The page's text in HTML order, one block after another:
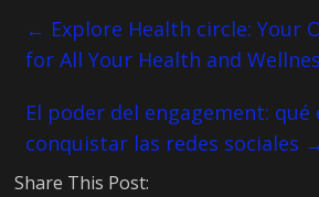
← Explore Health circle: Your
for All Your Health and
El poder del engagement: qué
conquistar las redes sociales
Share This Post: